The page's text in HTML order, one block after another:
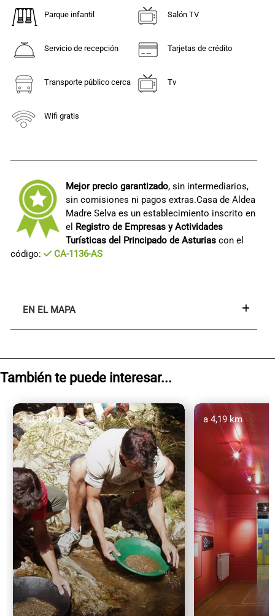
Parque infantil Salón TV
Servicio de recepción Tarjetas de crédito
Transporte público cerca Tv
Wifi gratis
Mejor precio garantizado, sin intermediarios,
sin comisiones ni pagos extras.Casa de Aldea
Madre Selva es un establecimiento inscrito en
el Registro de Empresas y Actividades
Turísticas del Principado de Asturias con el
código:
CA-1136-AS
EN EL MAPA
También te puede interesar...
a 3,97 km a 4,19 km